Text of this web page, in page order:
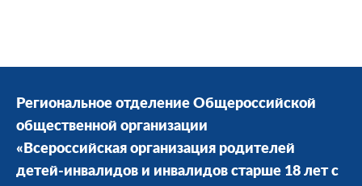
Региональное отделение Общероссийской
общественной организации
«Всероссийская организация родителей
детей-инвалидов и инвалидов старше 18 лет с